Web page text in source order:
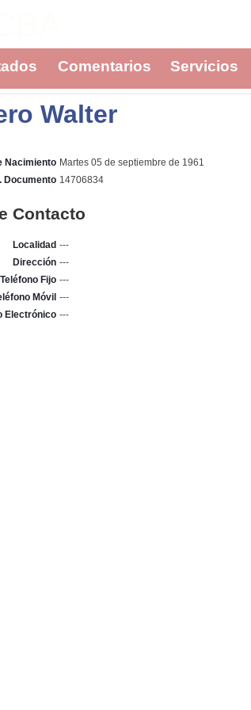
Comentarios Servicios
Walter
Nacimiento Martes 05 de septiembre de 1961
Documento 14706834
Contacto
Localidad ---
Dirección ---
Teléfono Fijo ---
Móvil ---
Electrónico ---